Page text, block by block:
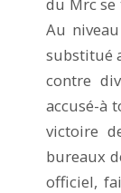
Au
substitué
contre
accusé-à
victoire
bureaux
officiel,